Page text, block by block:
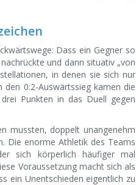
Dass ein Gegner so
und dann situativ „von
in denen sie sich nur
0:2-Auswärtssieg kamen die
Punkten in das Duell gegen
mussten, doppelt unangenehm
Die enorme Athletik des Teams
sich körperlich häufiger mal
Voraussetzung macht sich als
ein Unentschieden eigentlich zu